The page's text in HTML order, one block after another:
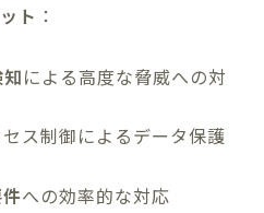
ト ：
による高度な脅威への対
セス制御によるデータ保護
への効率的な対応